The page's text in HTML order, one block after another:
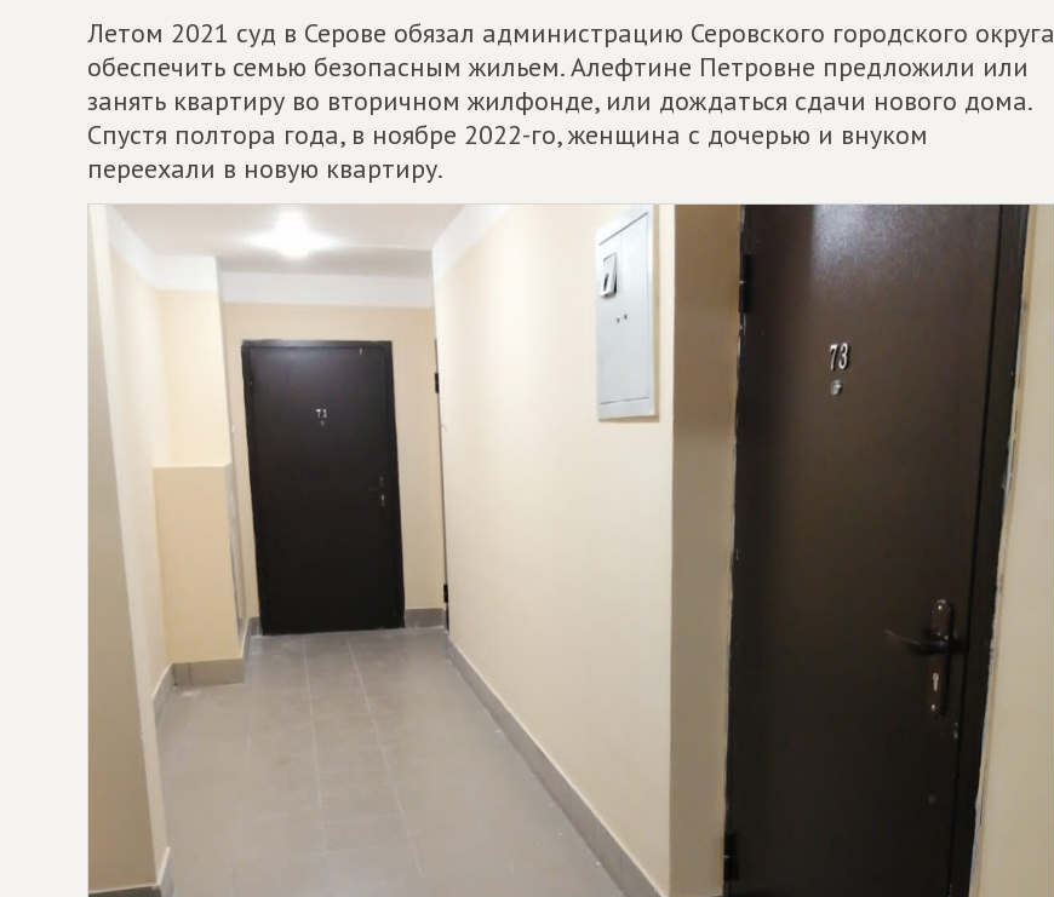
Летом 2021 суд в Серове обязал администрацию Серовского городского округа
обеспечить семью безопасным жильем. Алефтине Петровне предложили или
занять квартиру во вторичном жилфонде, или дождаться сдачи нового дома.
Спустя полтора года, в ноябре 2022-го, женщина с дочерью и внуком
переехали в новую квартиру.